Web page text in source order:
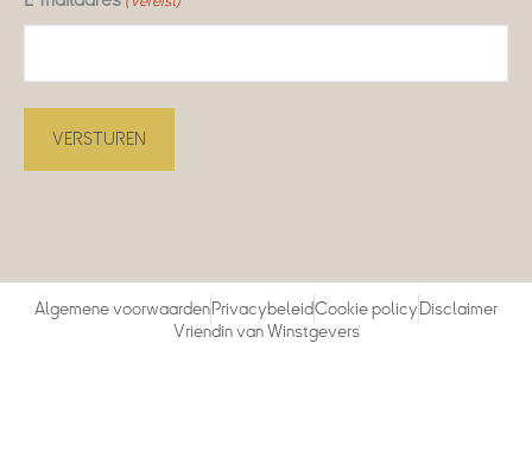
Algemene voorwaardenPrivacybeleidCookie policyDisclaimer
Vriendin van Winstgevers